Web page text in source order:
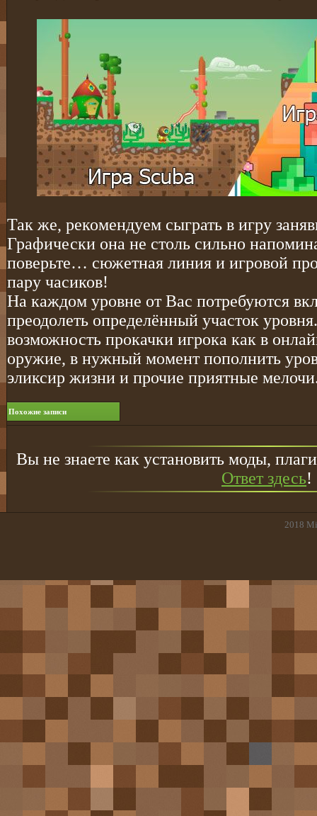
Так же, рекомендуем сыграть в игру
Графически она не столь сильно
поверьте… сюжетная линия и игровой
пару часиков!
На каждом уровне от Вас потребуются
преодолеть определённый участок
возможность прокачки игрока как в
оружие, в нужный момент пополнить
эликсир жизни и прочие приятные
Похожие записи
Вы не знаете как установить моды,
Ответ здесь!
2018